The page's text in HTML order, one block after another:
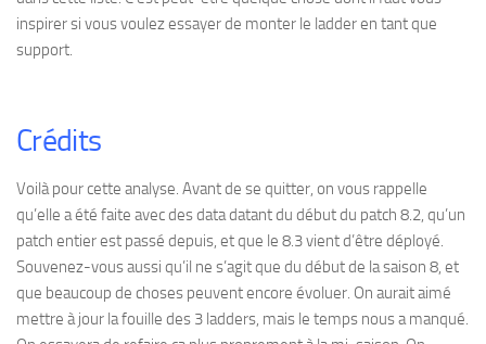
inspirer si vous voulez essayer de monter le ladder en tant que
support.
Crédits
Voilà pour cette analyse. Avant de se quitter, on vous rappelle
qu’elle a été faite avec des data datant du début du patch 8.2, qu’un
patch entier est passé depuis, et que le 8.3 vient d’être déployé.
Souvenez-vous aussi qu’il ne s’agit que du début de la saison 8, et
que beaucoup de choses peuvent encore évoluer. On aurait aimé
mettre à jour la fouille des 3 ladders, mais le temps nous a manqué.